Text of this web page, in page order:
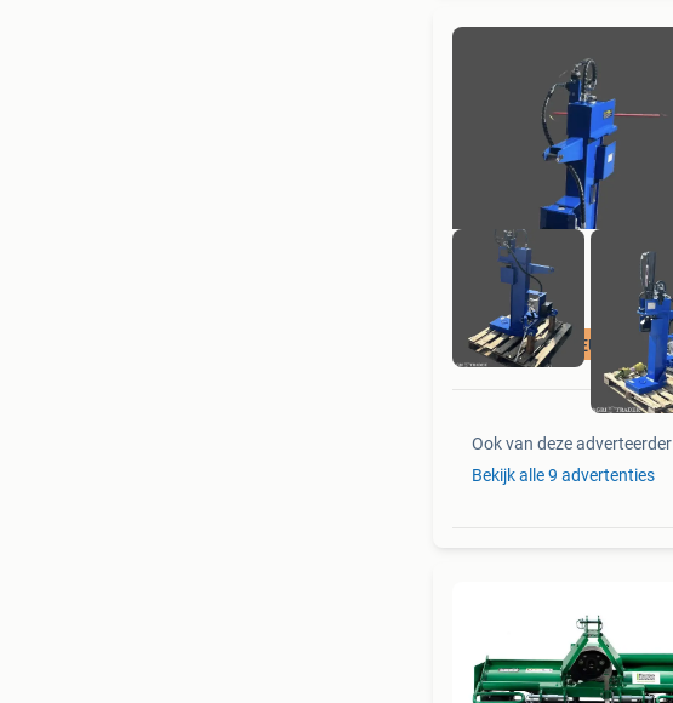
NIEUW
Ook van deze adverteerder
Bekijk alle 9 advertenties